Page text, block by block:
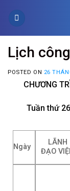
Lịch
POSTED ON 26
CHƯƠNG
Tuần thứ
Ngày
LÃNH
ĐẠO